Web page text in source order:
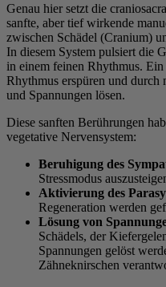
Genau hier setzt die
sanfte, aber tief wirkende
zwischen Schädel (Cranium)
In diesem System pulsiert die
in einem feinen Rhythmus.
Rhythmus erspüren und durch
und Spannungen lösen.
Diese sanften Berührungen
vegetative Nervensystem:
Beruhigung des
Stressmodus
Aktivierung des
Regeneration werden
Lösung von
Schädels, der
Spannungen gelöst
Zähneknirschen